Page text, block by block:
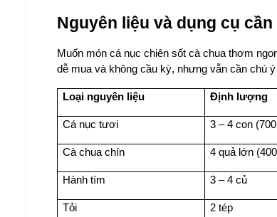
Nguyên liệu và dụng cụ
Muốn món cá nục chiên sốt cà chua thơm
dễ mua và không cầu kỳ, nhưng vẫn cần chú
Loại nguyên liệu Định lượng
Cá nục tươi 3 – 4 con
Cà chua chín 4 quả lớn
Hành tím 3 – 4 củ
Tỏi 2 tép